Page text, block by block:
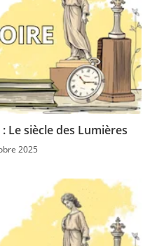
Le siècle des Lumières
2025